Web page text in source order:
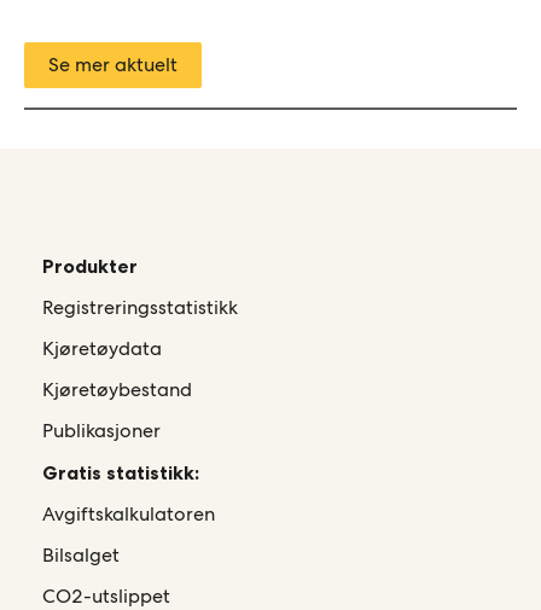
Se mer aktuelt
Produkter
Registreringsstatistikk
Kjøretøydata
Kjøretøybestand
Publikasjoner
Gratis statistikk:
Avgiftskalkulatoren
Bilsalget
CO2-utslippet